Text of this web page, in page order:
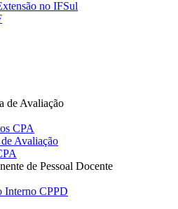
no IFSul
de Avaliação
CPA
Avaliação
de Pessoal Docente
Interno CPPD